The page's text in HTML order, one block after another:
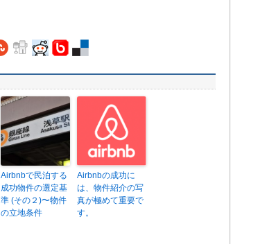
Airbnbで民泊する
成功物件の選定基
準 (その２)〜物件
の立地条件
Airbnbの成功に
は、物件紹介の写
真が極めて重要で
す。